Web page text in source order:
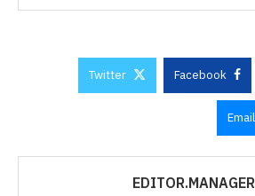
Facebook
Twitter
Email
EDITOR.MANAGER